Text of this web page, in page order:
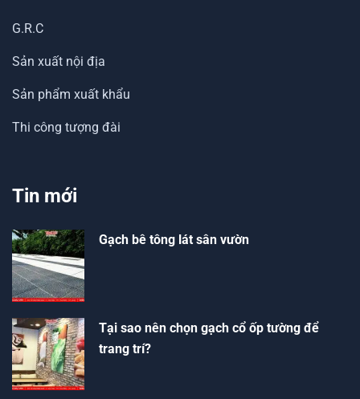
G.R.C
Sản xuất nội địa
Sản phẩm xuất khẩu
Thi công tượng đài
Tin mới
Gạch bê tông lát sân vườn
Tại sao nên chọn gạch cổ ốp tường để
trang trí?